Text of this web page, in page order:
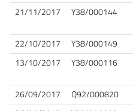
21/11/2017
Y38/000144
22/10/2017 Y38/000149
13/10/2017
Y38/000116
26/09/2017 Q92/000820